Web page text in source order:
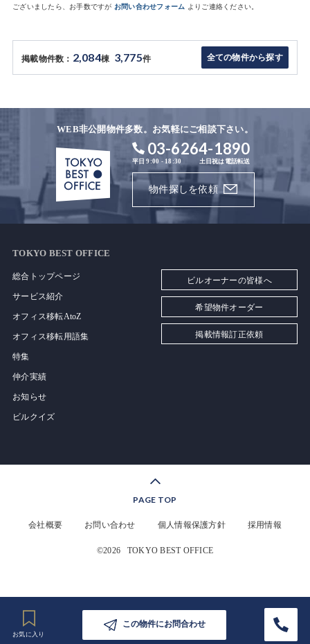
ございましたら、お手数ですが お問い合わせフォーム よりご連絡ください。
掲載物件数： 2,084棟 3,775件 全ての物件から探す
この物件にお問合わせ
WEB非公開物件多数。お気軽にご相談下さい。
03-6264-1890
平日 9:00 - 18:30 土日祝は電話転送
物件探しを依頼
TOKYO BEST OFFICE
総合トップページ
サービス紹介
オフィス移転AtoZ
オフィス移転用語集
特集
仲介実績
お知らせ
ビルクイズ
ビルオーナーの皆様へ
希望物件オーダー
掲載情報訂正依頼
PAGE TOP
会社概要 お問い合わせ 個人情報保護方針 採用情報
©2026 TOKYO BEST OFFICE